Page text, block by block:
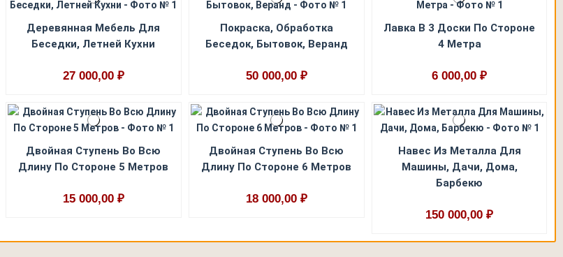
Деревянная Мебель Для
Беседки, Летней Кухни
27 000,00 ₽
Покраска, Обработка
Беседок, Бытовок, Веранд
50 000,00 ₽
Лавка В 3 Доски По Стороне
4 Метра
6 000,00 ₽
Двойная Ступень Во Всю
Длину По Стороне 5 Метров
15 000,00 ₽
Двойная Ступень Во Всю
Длину По Стороне 6 Метров
18 000,00 ₽
Навес Из Металла Для
Машины, Дачи, Дома,
Барбекю
150 000,00 ₽